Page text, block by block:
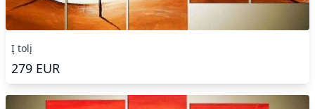
Į tolį
279 EUR